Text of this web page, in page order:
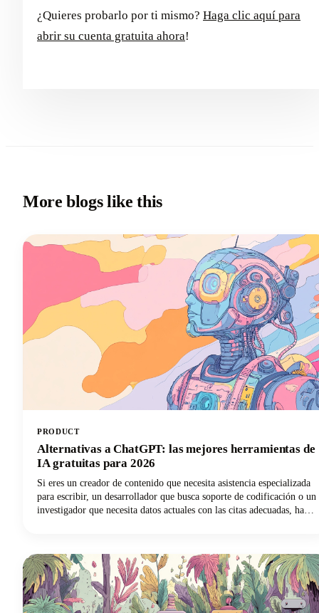
¿Quieres probarlo por ti mismo? Haga clic aquí para
abrir su cuenta gratuita ahora!
More blogs like this
PRODUCT
Alternativas a ChatGPT: las mejores herramientas de
IA gratuitas para 2026
Si eres un creador de contenido que necesita asistencia especializada
para escribir, un desarrollador que busca soporte de codificación o un
investigador que necesita datos actuales con las citas adecuadas, hay
destacadas y te ayudamos a descubrir qué alternativa de ChatGPT
transformará tu forma de trabajar.